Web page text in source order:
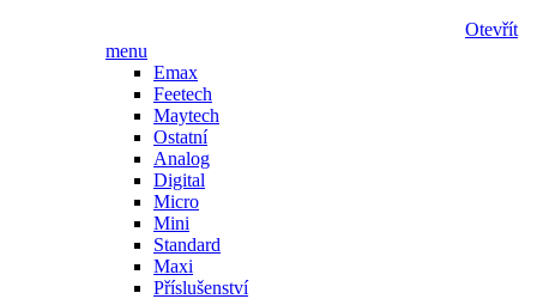
Otevřít
menu
Emax
Feetech
Maytech
Ostatní
Analog
Digital
Micro
Mini
Standard
Maxi
Příslušenství